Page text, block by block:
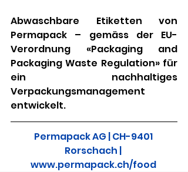
Abwaschbare Etiketten von
Permapack – gemäss der EU-
Verordnung «Packaging and
Packaging Waste Regulation» für
ein nachhaltiges
Verpackungsmanagement
entwickelt.
Permapack AG | CH-9401
Rorschach |
www.permapack.ch/food